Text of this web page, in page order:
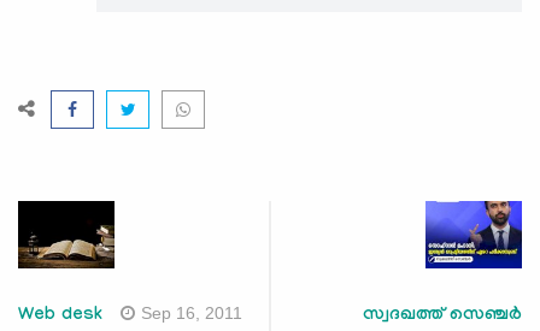
Web desk Sep 16, 2011 സ്വദഖത്ത് സെഞ്ചർ